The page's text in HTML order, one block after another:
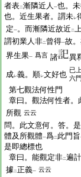
者表二漸隣近人 一也。
也。近生果者。謂未レ
定一。而漸隣近故近 二
謂初業人非二 曾得一故
界生果一 爲言 諸 異
成レ義。順レ文好也 已
六
第七觀法何性門
章曰。觀法何性者。
所觀 云云
問。此文意何。答。
體及所觀體一爲二 此門旨
是即總標也
章曰。能觀定非二遍
據二正義一 云云